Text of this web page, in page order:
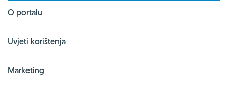
O portalu
Uvjeti korištenja
Marketing